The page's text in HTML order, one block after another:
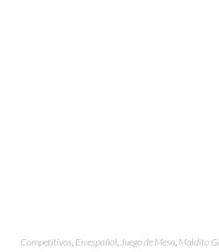
Competitivos En español Juego de Mesa Maldito